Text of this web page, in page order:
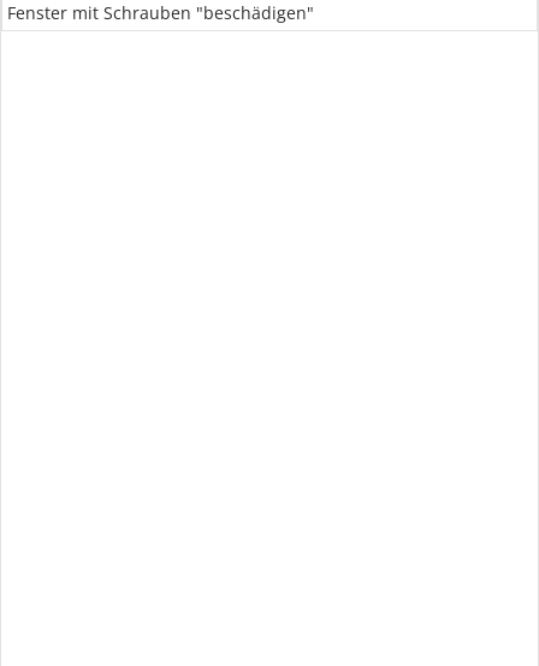
Fenster mit Schrauben "beschädigen"